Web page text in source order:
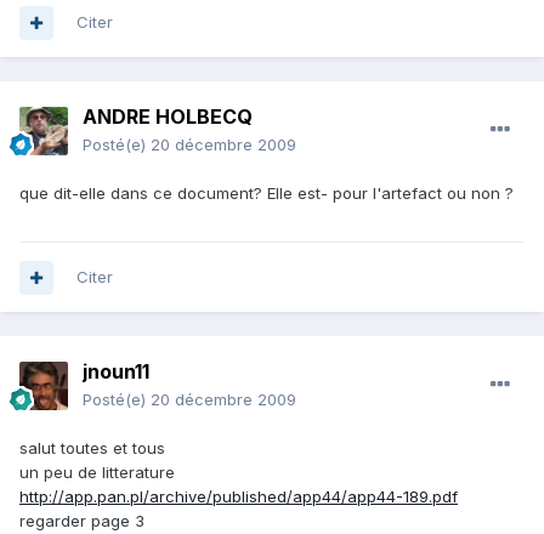
Citer
ANDRE HOLBECQ
Posté(e) 20 décembre 2009
que dit-elle dans ce document? Elle est- pour l'artefact ou non ?
Citer
jnoun11
Posté(e) 20 décembre 2009
salut toutes et tous
un peu de litterature
http://app.pan.pl/archive/published/app44/app44-189.pdf
regarder page 3